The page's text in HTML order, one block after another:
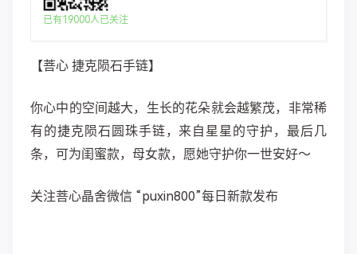
已有19000人已关注
【菩心 捷克陨石手链】
你心中的空间越大，生长的花朵就会越繁茂，非常稀
有的捷克陨石圆珠手链，来自星星的守护，最后几
条，可为闺蜜款，母女款，愿她守护你一世安好～
关注菩心晶舍微信 “puxin800”每日新款发布